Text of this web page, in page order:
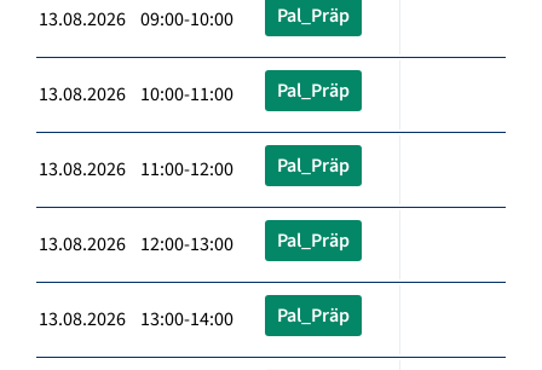
13.08.2026 09:00-10:00 Pal_Präp
13.08.2026 10:00-11:00 Pal_Präp
13.08.2026 11:00-12:00 Pal_Präp
13.08.2026 12:00-13:00 Pal_Präp
13.08.2026 13:00-14:00 Pal_Präp